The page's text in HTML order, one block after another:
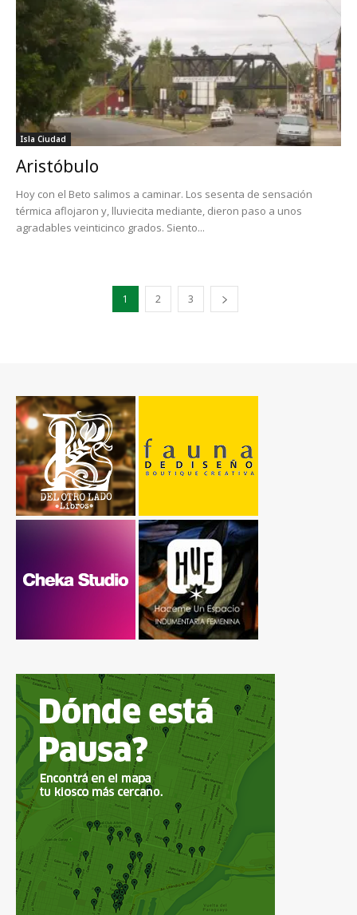
Isla Ciudad
Aristóbulo
Hoy con el Beto salimos a caminar. Los sesenta de sensación
térmica aflojaron y, lluviecita mediante, dieron paso a unos
agradables veinticinco grados. Siento...
1 2 3